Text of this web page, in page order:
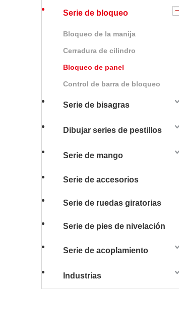
Serie de bloqueo
Bloqueo de la manija
Cerradura de cilindro
Bloqueo de panel
Control de barra de bloqueo
Serie de bisagras
Dibujar series de pestillos
Serie de mango
Serie de accesorios
Serie de ruedas giratorias
Serie de pies de nivelación
Serie de acoplamiento
Industrias